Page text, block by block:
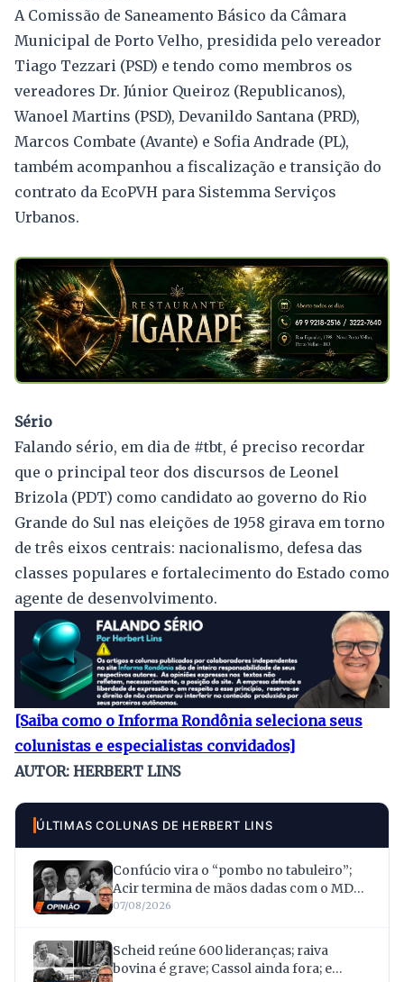
A Comissão de Saneamento Básico da Câmara
Municipal de Porto Velho, presidida pelo vereador
Tiago Tezzari (PSD) e tendo como membros os
vereadores Dr. Júnior Queiroz (Republicanos),
Wanoel Martins (PSD), Devanildo Santana (PRD),
Marcos Combate (Avante) e Sofia Andrade (PL),
também acompanhou a fiscalização e transição do
contrato da EcoPVH para Sistemma Serviços
Urbanos.
Sério
Falando sério, em dia de #tbt, é preciso recordar
que o principal teor dos discursos de Leonel
Brizola (PDT) como candidato ao governo do Rio
Grande do Sul nas eleições de 1958 girava em torno
de três eixos centrais: nacionalismo, defesa das
classes populares e fortalecimento do Estado como
agente de desenvolvimento.
[Saiba como o Informa Rondônia seleciona seus
colunistas e especialistas convidados]
AUTOR: HERBERT LINS
ÚLTIMAS COLUNAS DE HERBERT LINS
Confúcio vira o “pombo no tabuleiro”;
Acir termina de mãos dadas com o MDB;
e Fúria encara a polêmica do hospital
07/08/2026
Scheid reúne 600 lideranças; raiva
bovina é grave; Cassol ainda fora; e